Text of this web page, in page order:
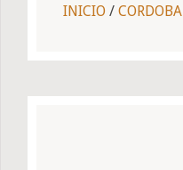
INICIO / CORDOBA